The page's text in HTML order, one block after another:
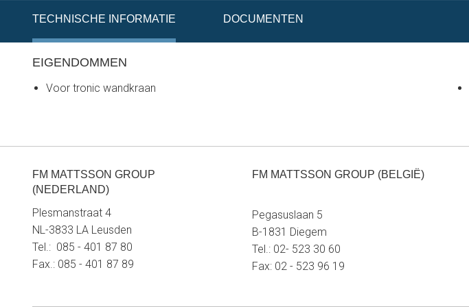
TECHNISCHE INFORMATIE DOCUMENTEN
EIGENDOMMEN
Voor tronic wandkraan
FM MATTSSON GROUP
(NEDERLAND)
Plesmanstraat 4
NL-3833 LA Leusden
Tel.: 085 - 401 87 80
Fax.: 085 - 401 87 89
FM MATTSSON GROUP (BELGIË)
Pegasuslaan 5
B-1831 Diegem
Tel.: 02- 523 30 60
Fax: 02 - 523 96 19